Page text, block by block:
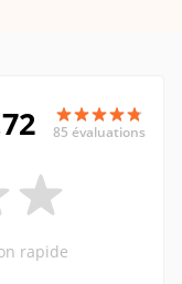
85 évaluations
rapide